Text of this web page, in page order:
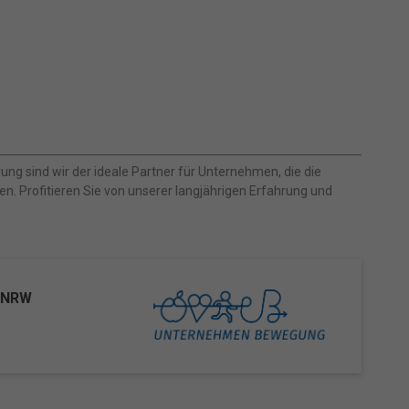
sind wir der ideale Partner für Unternehmen, die die
Profitieren Sie von unserer langjährigen Erfahrung und